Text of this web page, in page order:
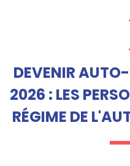
DEVENIR AUTO-
2026 : LES
RÉGIME DE